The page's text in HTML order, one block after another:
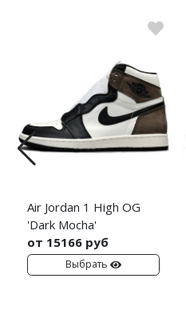
Air Jordan 1 High OG
'Dark Mocha'
от 15166 руб
Выбрать